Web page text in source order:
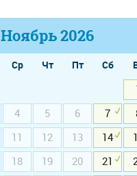
Ноябрь2026
Ср Чт Пт Сб
4 5 6 7
11 12 13 14
18 19 20 21